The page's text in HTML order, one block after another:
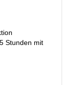
Stunden mit